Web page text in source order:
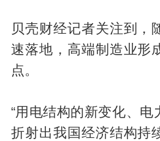
贝壳财经记者关注到，
速落地，高端制造业形
点。
“用电结构的新变化、电
折射出我国经济结构持